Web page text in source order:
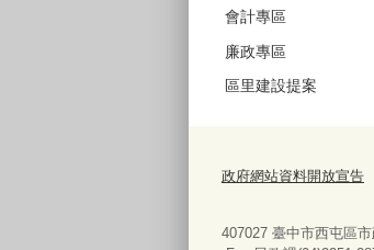
會計專區
廉政專區
區里建設提案
政府網站資料開放宣告
407027 臺中市西屯區